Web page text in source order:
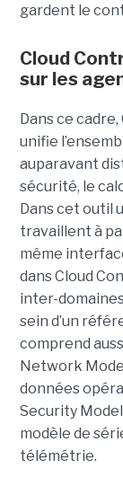
gardent le
Cloud
sur les
Dans ce
unifie
auparavant
sécurité, le
Dans cet outil
travaillent à
même
dans Cloud
inter-
sein d’un
comprend
Network
données
Security
modèle de
télémétrie.